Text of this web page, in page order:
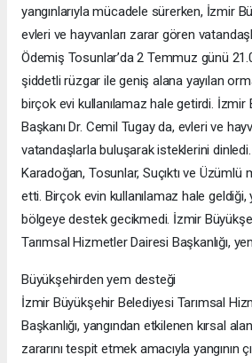
yangınlarıyla mücadele sürerken, İzmir
evleri ve hayvanları zarar gören
Ödemiş Tosunlar’da 2 Temmuz günü
şiddetli rüzgar ile geniş alana yayılan
birçok evi kullanılamaz hale getirdi. İzmir
Başkanı Dr. Cemil Tugay da, evleri ve
vatandaşlarla buluşarak isteklerini
Karadoğan, Tosunlar, Suçıktı ve Üzümlü
etti. Birçok evin kullanılamaz hale geldiği,
bölgeye destek gecikmedi. İzmir
Tarımsal Hizmetler Dairesi Başkanlığı,
Büyükşehirden yem desteği
İzmir Büyükşehir Belediyesi Tarımsal
Başkanlığı, yangından etkilenen kırsal
zararını tespit etmek amacıyla yangının